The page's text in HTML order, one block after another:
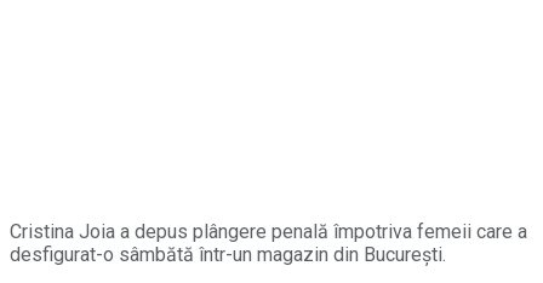
Cristina Joia a depus plângere penală împotriva femeii care a
desfigurat-o sâmbătă într-un magazin din București.